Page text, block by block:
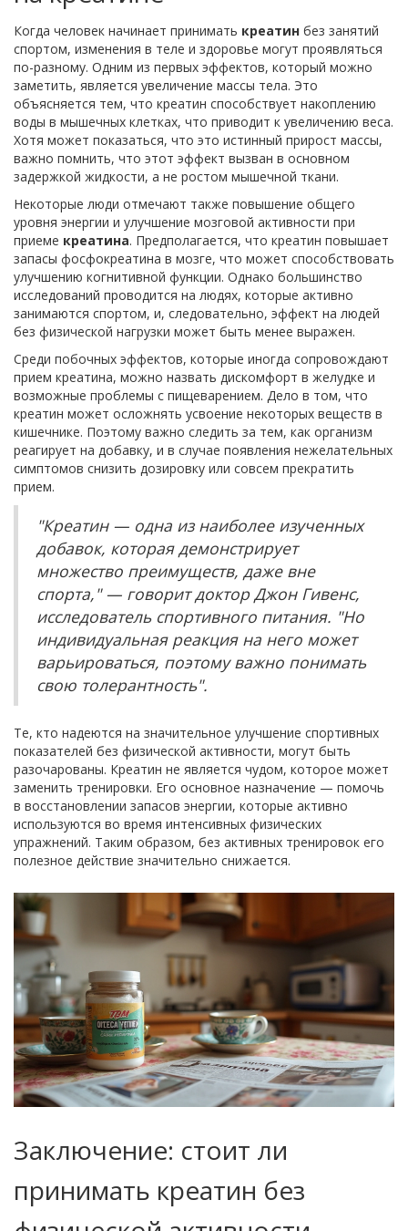
Когда человек начинает принимать креатин без занятий
спортом, изменения в теле и здоровье могут проявляться
по-разному. Одним из первых эффектов, который можно
заметить, является увеличение массы тела. Это
объясняется тем, что креатин способствует накоплению
воды в мышечных клетках, что приводит к увеличению веса.
Хотя может показаться, что это истинный прирост массы,
важно помнить, что этот эффект вызван в основном
задержкой жидкости, а не ростом мышечной ткани.
Некоторые люди отмечают также повышение общего
уровня энергии и улучшение мозговой активности при
приеме креатина. Предполагается, что креатин повышает
запасы фосфокреатина в мозге, что может способствовать
улучшению когнитивной функции. Однако большинство
исследований проводится на людях, которые активно
занимаются спортом, и, следовательно, эффект на людей
без физической нагрузки может быть менее выражен.
Среди побочных эффектов, которые иногда сопровождают
прием креатина, можно назвать дискомфорт в желудке и
возможные проблемы с пищеварением. Дело в том, что
креатин может осложнять усвоение некоторых веществ в
кишечнике. Поэтому важно следить за тем, как организм
реагирует на добавку, и в случае появления нежелательных
симптомов снизить дозировку или совсем прекратить
прием.
"Креатин — одна из наиболее изученных
добавок, которая демонстрирует
множество преимуществ, даже вне
спорта," — говорит доктор Джон Гивенс,
исследователь спортивного питания. "Но
индивидуальная реакция на него может
варьироваться, поэтому важно понимать
свою толерантность".
Те, кто надеются на значительное улучшение спортивных
показателей без физической активности, могут быть
разочарованы. Креатин не является чудом, которое может
заменить тренировки. Его основное назначение — помочь
в восстановлении запасов энергии, которые активно
используются во время интенсивных физических
упражнений. Таким образом, без активных тренировок его
полезное действие значительно снижается.
Заключение: стоит ли
принимать креатин без